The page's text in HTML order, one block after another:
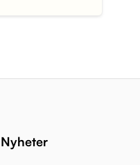
Nyheter